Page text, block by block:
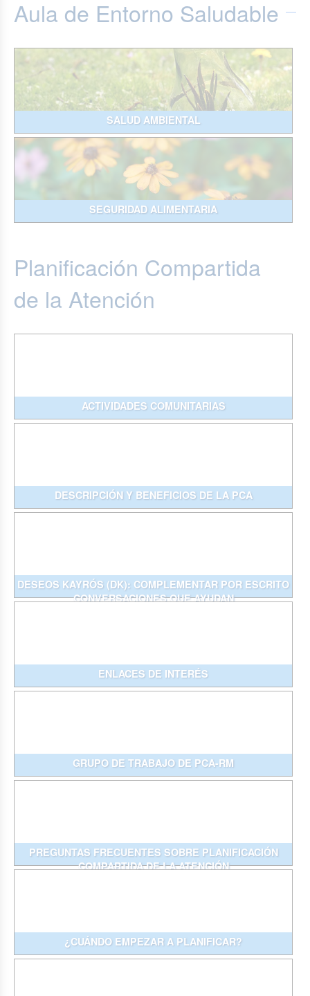
Aula de Entorno Saludable
SALUD AMBIENTAL
SEGURIDAD ALIMENTARIA
Planificación Compartida
de la Atención
ACTIVIDADES COMUNITARIAS
DESCRIPCIÓN Y BENEFICIOS DE LA PCA
DESEOS KAYRÓS (DK): COMPLEMENTAR POR ESCRITO
CONVERSACIONES QUE AYUDAN
ENLACES DE INTERÉS
GRUPO DE TRABAJO DE PCA-RM
PREGUNTAS FRECUENTES SOBRE PLANIFICACIÓN
COMPARTIDA DE LA ATENCIÓN
¿CUÁNDO EMPEZAR A PLANIFICAR?